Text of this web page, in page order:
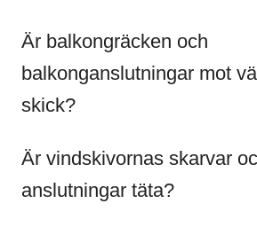
Är balkongräcken och
balkonganslutningar mot
skick?
Är vindskivornas skarvar
anslutningar täta?